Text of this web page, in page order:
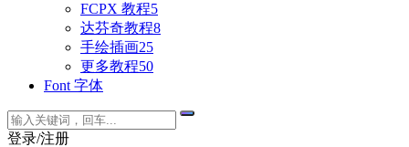
FCPX 教程5
达芬奇教程8
手绘插画25
更多教程50
Font 字体
登录/注册